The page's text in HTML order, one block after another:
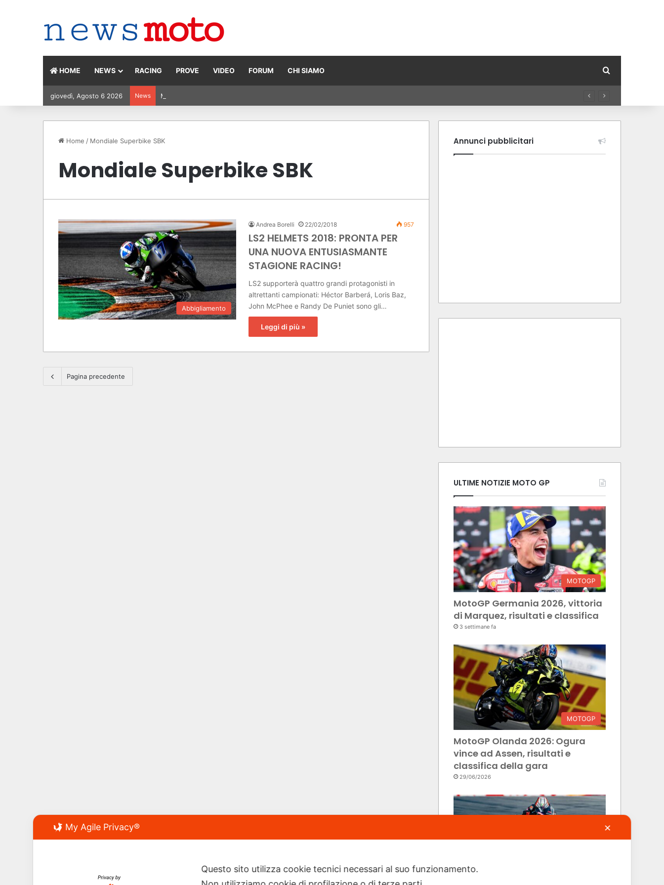
HOME NEWS RACING PROVE VIDEO FORUM CHI SIAMO Cerca per
giovedì, Agosto 6 2026 News MotoGP Olanda 2026: Ogura vince ad Assen, risultati e classifica della gara
Home / Mondiale Superbike SBK
Mondiale Superbike SBK
Abbigliamento
Andrea Borelli 22/02/2018 957
LS2 HELMETS 2018: PRONTA PER
UNA NUOVA ENTUSIASMANTE
STAGIONE RACING!
LS2 supporterà quattro grandi protagonisti in
altrettanti campionati: Héctor Barberá, Loris Baz,
John McPhee e Randy De Puniet sono gli…
Leggi di più »
Pagina precedente
Annunci pubblicitari
ULTIME NOTIZIE MOTO GP
MOTOGP
MotoGP Germania 2026, vittoria
di Marquez, risultati e classifica
3 settimane fa
MOTOGP
MotoGP Olanda 2026: Ogura
vince ad Assen, risultati e
classifica della gara
29/06/2026
My Agile Privacy® ✕
Questo sito utilizza cookie tecnici necessari al suo funzionamento.